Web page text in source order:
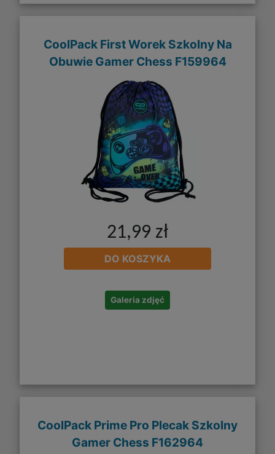
CoolPack First Worek Szkolny Na
Obuwie Gamer Chess F159964
21,99 zł
DO KOSZYKA
Galeria zdjęć
CoolPack Prime Pro Plecak Szkolny
Gamer Chess F162964